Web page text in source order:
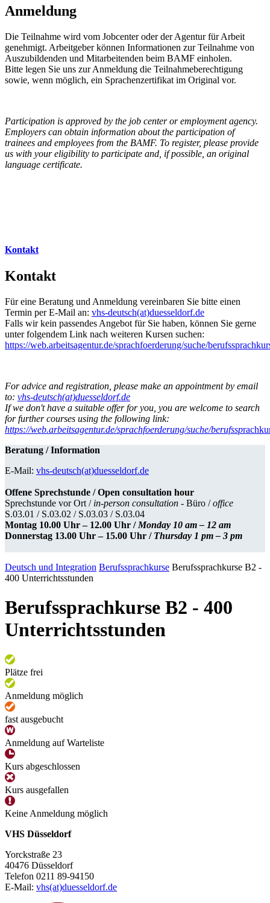
Anmeldung
Die Teilnahme wird vom Jobcenter oder der Agentur für Arbeit
genehmigt. Arbeitgeber können Informationen zur Teilnahme von
Auszubildenden und Mitarbeitenden beim BAMF einholen.
Bitte legen Sie uns zur Anmeldung die Teilnahmeberechtigung
sowie, wenn möglich, ein Sprachenzertifikat im Original vor.
Participation is approved by the job center or employment agency.
Employers can obtain information about the participation of
trainees and employees from the BAMF. To register, please provide
us with your eligibility to participate and, if possible, an original
language certificate.
Kontakt
Kontakt
Für eine Beratung und Anmeldung vereinbaren Sie bitte einen
Termin per E-Mail an: vhs-deutsch(at)duesseldorf.de
Falls wir kein passendes Angebot für Sie haben, können Sie gerne
unter folgendem Link nach weiteren Kursen suchen:
https://web.arbeitsagentur.de/sprachfoerderung/suche/
For advice and registration, please make an appointment by email
to: vhs-deutsch(at)duesseldorf.de
If we don't have a suitable offer for you, you are welcome to search
for further courses using the following link:
https://web.arbeitsagentur.de/sprachfoerderung/suche/berufssp
Beratung / Information
E-Mail: vhs-deutsch(at)duesseldorf.de
Offene Sprechstunde / Open consultation hour
Sprechstunde vor Ort / in-person consultation - Büro /office
S.03.01 / S.03.02 / S.03.03 / S.03.04
Montag 10.00 Uhr – 12.00 Uhr / Monday 10 am – 12 am
Donnerstag 13.00 Uhr – 15.00 Uhr / Thursday 1 pm – 3 pm
Deutsch und Integration Berufssprachkurse Berufssprachkurse B2 -
400 Unterrichtsstunden
Berufssprachkurse B2 - 400
Unterrichtsstunden
Plätze frei
Anmeldung möglich
fast ausgebucht
Anmeldung auf Warteliste
Kurs abgeschlossen
Kurs ausgefallen
Keine Anmeldung möglich
VHS Düsseldorf
Yorckstraße 23
40476 Düsseldorf
Telefon 0211 89-94150
E-Mail: vhs(at)duesseldorf.de